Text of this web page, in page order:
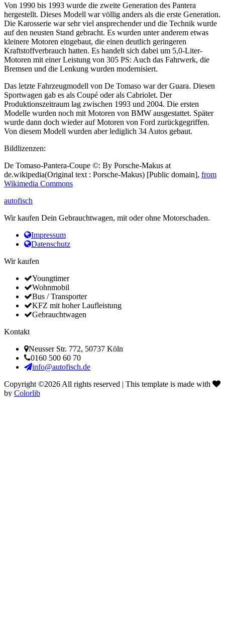
Von 1990 bis 1993 wurde die zweite Generation des Pantera
hergestellt. Dieses Modell war völlig anders als die erste Generation.
Die Karosserie war sehr viel ansprechender und die Technik wurde
auf den neusten Stand gebracht. Es wurden unter anderem etwas
kleinere Motoren eingebaut, die einen deutlich geringeren
Kraftstoffverbrauch hatten. Es handelt sich dabei um 5,0-Liter-
Motoren mit einer Leistung von 305 PS: Auch das Fahrwerk, die
Bremsen und die Lenkung wurden modernisiert.
Das letzte Fahrzeugmodell von De Tomaso war der Guara. Diesen
Sportwagen gab es als Coupé oder als Cabriolet. Der
Produktionszeitraum lag zwischen 1993 und 2004. Die ersten
Modelle wurden noch mit Motoren von BMW ausgestattet. Später
wurde dann doch wieder auf Motoren von Ford zurückgegriffen.
Von diesem Modell wurden aber lediglich 34 Autos gebaut.
Bildlizenzen:
De Tomaso-Pantera-Coupe ©: By Porsche-Makus at
de.wikipedia(Original text : Porsche-Makus) [Public domain], from
Wikimedia Commons
autofisch
Wir kaufen Dein Gebrauchtwagen, mit oder ohne Motorschaden.
Impressum
Datenschutz
Wir kaufen
Youngtimer
Wohnmobil
Bus / Transporter
KFZ mit hoher Laufleistung
Gebrauchtwagen
Kontakt
Neusser Str. 772, 50737 Köln
0160 500 60 70
info@autofisch.de
Copyright ©2026 All rights reserved | This template is made with
by Colorlib